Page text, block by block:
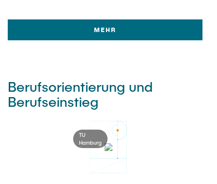
MEHR
Berufsorientierung und
Berufseinstieg
TU
Hamburg